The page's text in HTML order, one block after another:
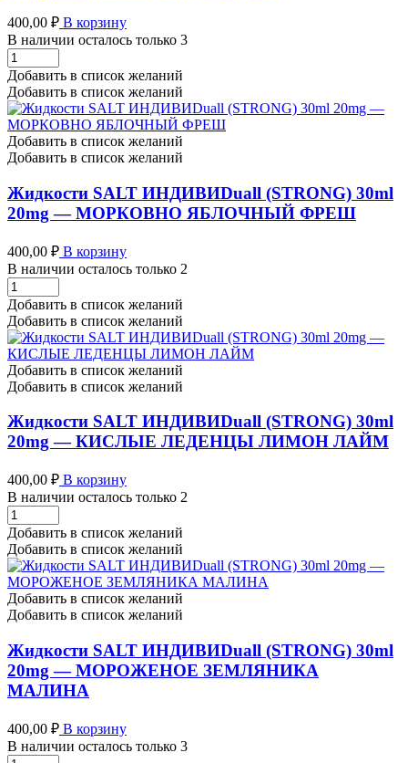
400,00 ₽ В корзину
В наличии осталось только 3
Жидкости
SALT
ИНДИВИDuall
(STRONG)
30ml
20mg
-
ВИШНЕВЫЙ
МАФФИН
количество
Добавить в список желаний
Добавить в список желаний
Добавить в список желаний
Добавить в список желаний
Жидкости SALT ИНДИВИDuall (STRONG) 30ml
20mg — МОРКОВНО ЯБЛОЧНЫЙ ФРЕШ
400,00 ₽ В корзину
В наличии осталось только 2
Жидкости
SALT
ИНДИВИDuall
(STRONG)
30ml
20mg
-
МОРКОВНО
ЯБЛОЧНЫЙ
ФРЕШ
количество
Добавить в список желаний
Добавить в список желаний
Добавить в список желаний
Добавить в список желаний
Жидкости SALT ИНДИВИDuall (STRONG) 30ml
20mg — КИСЛЫЕ ЛЕДЕНЦЫ ЛИМОН ЛАЙМ
400,00 ₽ В корзину
В наличии осталось только 2
Жидкости
SALT
ИНДИВИDuall
(STRONG)
30ml
20mg
-
КИСЛЫЕ
ЛЕДЕНЦЫ
ЛИМОН
ЛАЙМ
количество
Добавить в список желаний
Добавить в список желаний
Добавить в список желаний
Добавить в список желаний
Жидкости SALT ИНДИВИDuall (STRONG) 30ml
20mg — МОРОЖЕНОЕ ЗЕМЛЯНИКА
МАЛИНА
400,00 ₽ В корзину
В наличии осталось только 3